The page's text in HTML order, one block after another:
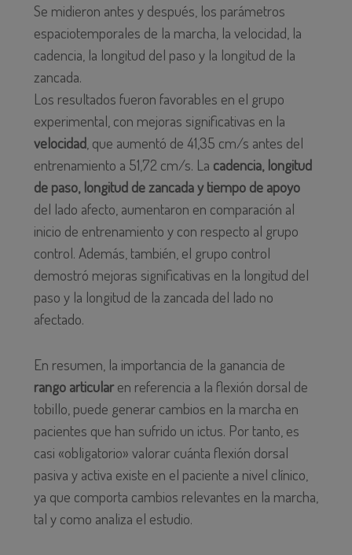
Se midieron antes y después, los parámetros
espaciotemporales de la marcha, la velocidad, la
cadencia, la longitud del paso y la longitud de la
zancada.
Los resultados fueron favorables en el grupo
experimental, con mejoras significativas en la
velocidad, que aumentó de 41,35 cm/s antes del
entrenamiento a 51,72 cm/s. La cadencia, longitud
de paso, longitud de zancada y tiempo de apoyo
del lado afecto, aumentaron en comparación al
inicio de entrenamiento y con respecto al grupo
control. Además, también, el grupo control
demostró mejoras significativas en la longitud del
paso y la longitud de la zancada del lado no
afectado.
En resumen, la importancia de la ganancia de
rango articularen referencia a la flexión dorsal de
tobillo, puede generar cambios en la marcha en
pacientes que han sufrido un ictus. Por tanto, es
casi «obligatorio» valorar cuánta flexión dorsal
pasiva y activa existe en el paciente a nivel clínico,
ya que comporta cambios relevantes en la marcha,
tal y como analiza el estudio.